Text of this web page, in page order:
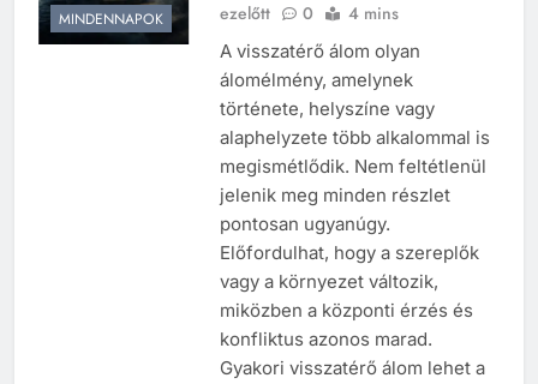
MINDENNAPOK
ezelőtt
0 4 mins
A visszatérő álom olyan
álomélmény, amelynek
története, helyszíne vagy
alaphelyzete több alkalommal is
megismétlődik. Nem feltétlenül
jelenik meg minden részlet
pontosan ugyanúgy.
Előfordulhat, hogy a szereplők
vagy a környezet változik,
miközben a központi érzés és
konfliktus azonos marad.
Gyakori visszatérő álom lehet a